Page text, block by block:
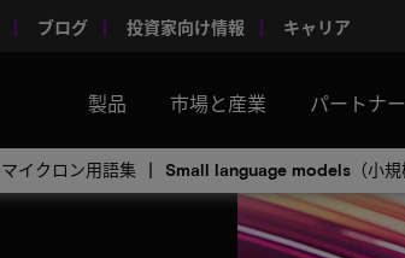
ブログ 投資家向け情報 キャリア
製品 市場と産業 パートナー
マイクロン用語集 Small language models（小規